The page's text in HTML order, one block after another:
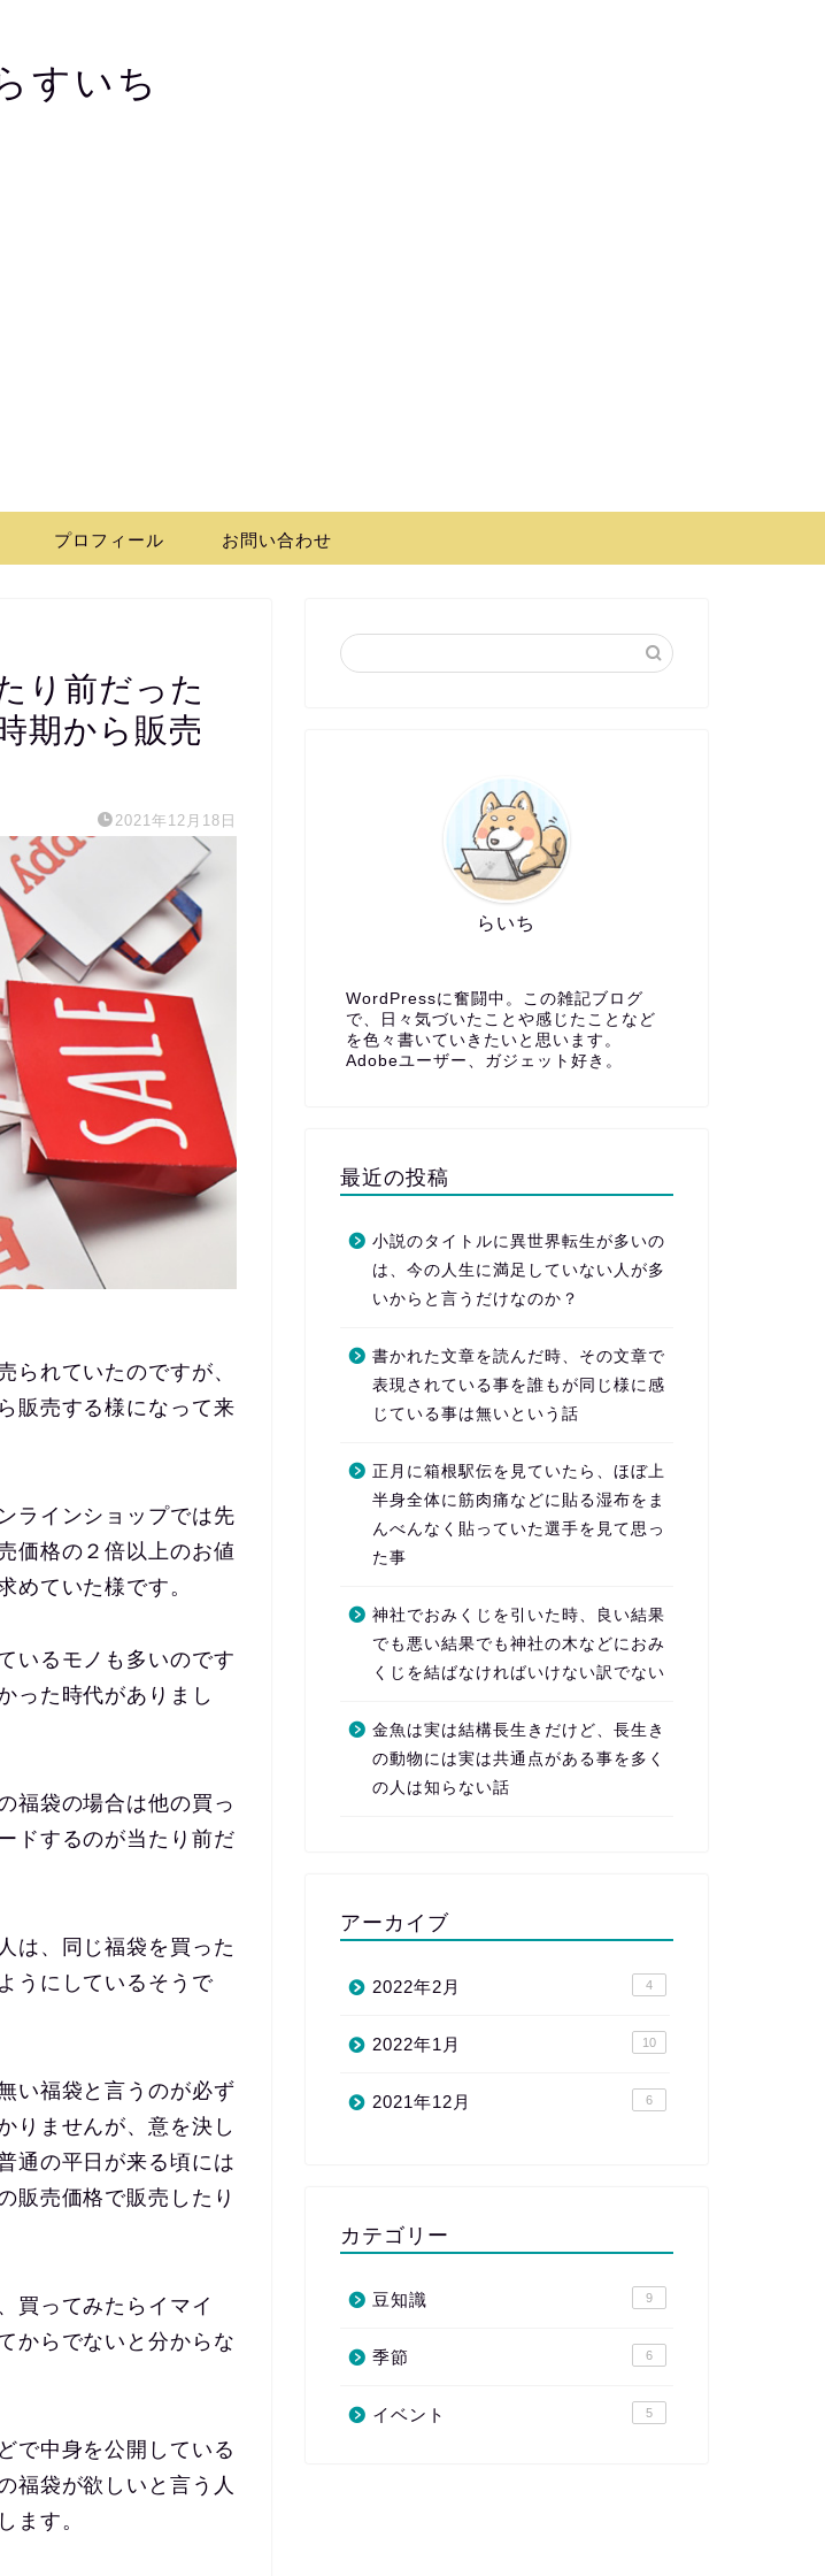
すいち
プロフィール お問い合わせ
り前だった
期から販売
2021年12月18日
られていたのですが、
販売する様になって来
ラインショップでは先
価格の２倍以上のお値
めていた様です。
いるモノも多いのです
った時代がありまし
福袋の場合は他の買っ
ドするのが当たり前だ
は、同じ福袋を買った
うにしているそうで
い福袋と言うのが必ず
りませんが、意を決し
通の平日が来る頃には
販売価格で販売したり
買ってみたらイマイ
からでないと分からな
で中身を公開している
福袋が欲しいと言う人
ます。
らいち
WordPressに奮闘中。この雑記ブログ
で、日々気づいたことや感じたことなど
を色々書いていきたいと思います。
Adobeユーザー、ガジェット好き。
最近の投稿
小説のタイトルに異世界転生が多いの
は、今の人生に満足していない人が多
いからと言うだけなのか？
書かれた文章を読んだ時、その文章で
表現されている事を誰もが同じ様に感
じている事は無いという話
正月に箱根駅伝を見ていたら、ほぼ上
半身全体に筋肉痛などに貼る湿布をま
んべんなく貼っていた選手を見て思っ
た事
神社でおみくじを引いた時、良い結果
でも悪い結果でも神社の木などにおみ
くじを結ばなければいけない訳でない
金魚は実は結構長生きだけど、長生き
の動物には実は共通点がある事を多く
の人は知らない話
アーカイブ
2022年2月 4
2022年1月 10
2021年12月 6
カテゴリー
豆知識 9
季節 6
イベント 5